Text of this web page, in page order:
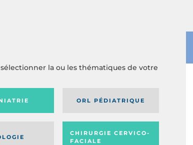
la ou les thématiques de votre
ORL PÉDIATRIQUE
CHIRURGIE CERVICO-
FACIALE